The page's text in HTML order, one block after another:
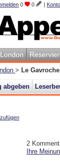
0 0 |
> Le Gavroche
abgeben
2
Ihre